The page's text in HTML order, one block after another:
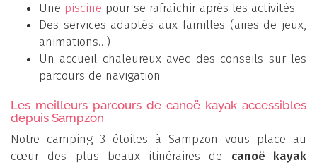
Une piscine pour se rafraîchir après les activités
Des services adaptés aux familles (aires de jeux,
animations…)
Un accueil chaleureux avec des conseils sur les
parcours de navigation
Les meilleurs parcours de canoë kayak accessibles
depuis Sampzon
Notre camping 3 étoiles à Sampzon vous place au
cœur des plus beaux itinéraires de canoë kayak